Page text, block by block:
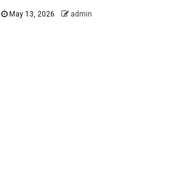
May 13, 2026 admin